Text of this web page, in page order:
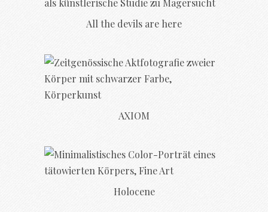
All the devils are here
AXIOM
Holocene